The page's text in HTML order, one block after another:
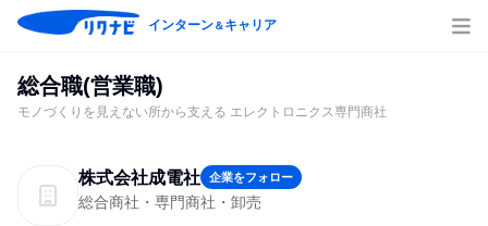
インターン＆キャリア
総合職(営業職)
モノづくりを見えない所から支える エレクトロニクス専門商社
株式会社成電社 企業をフォロー
総合商社・専門商社・卸売